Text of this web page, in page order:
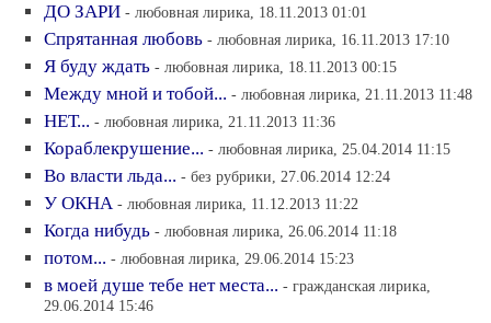
ДО ЗАРИ - любовная лирика, 18.11.2013 01:01
Спрятанная любовь - любовная лирика, 16.11.2013 17:10
Я буду ждать - любовная лирика, 18.11.2013 00:15
Между мной и тобой... - любовная лирика, 21.11.2013 11:48
НЕТ... - любовная лирика, 21.11.2013 11:36
Кораблекрушение... - любовная лирика, 25.04.2014 11:15
Во власти льда... - без рубрики, 27.06.2014 12:24
У ОКНА - любовная лирика, 11.12.2013 11:22
Когда нибудь - любовная лирика, 26.06.2014 11:18
потом... - любовная лирика, 29.06.2014 15:23
в моей душе тебе нет места... - гражданская лирика,
29.06.2014 15:46